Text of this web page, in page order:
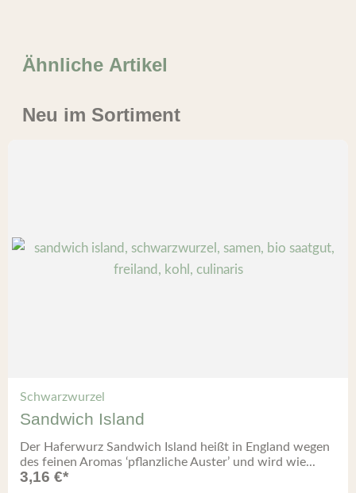
Ähnliche Artikel
Neu im Sortiment
Schwarzwurzel
Sandwich Island
Der Haferwurz Sandwich Island heißt in England wegen
des feinen Aromas ‘pflanzliche Auster’ und wird wie...
3,16 €*